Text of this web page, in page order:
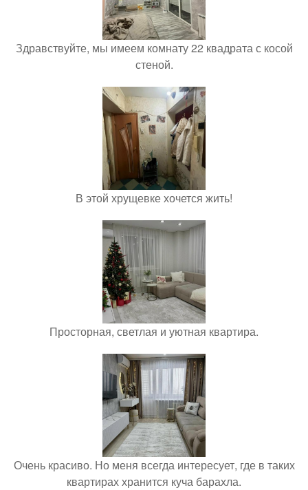
Здравствуйте, мы имеем комнату 22 квадрата с косой
стеной.
В этой хрущевке хочется жить!
Просторная, светлая и уютная квартира.
Очень красиво. Но меня всегда интересует, где в таких
квартирах хранится куча барахла.